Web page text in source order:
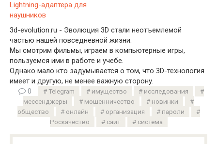
Lightning-адаптера для
наушников
3d-evolution.ru - Эволюция 3D стали неотъемлемой
частью нашей повседневной жизни.
Мы смотрим фильмы, играем в компьютерные игры,
пользуемся ими в работе и учебе.
Однако мало кто задумывается о том, что 3D-технология
имеет и другую, не менее важную сторону.
0
Telegram имущество
исследования
мессенджеры
мошенничество
новинки
общество
онлайн организация
пароли
Роскачество
сайт система